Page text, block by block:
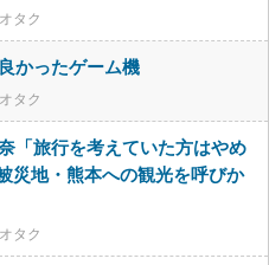
オタク
かったゲーム機
オタク
「旅行を考えていた方はやめ
災地・熊本への観光を呼びか
オタク